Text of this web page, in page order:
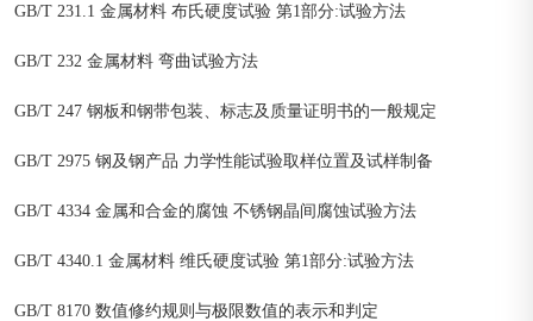
GB/T 231.1 金属材料 布氏硬度试验 第1部分:试验方法
GB/T 232 金属材料 弯曲试验方法
GB/T 247 钢板和钢带包装、标志及质量证明书的一般规定
GB/T 2975 钢及钢产品 力学性能试验取样位置及试样制备
GB/T 4334 金属和合金的腐蚀 不锈钢晶间腐蚀试验方法
GB/T 4340.1 金属材料 维氏硬度试验 第1部分:试验方法
GB/T 8170 数值修约规则与极限数值的表示和判定